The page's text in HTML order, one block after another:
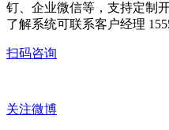
钉、企业微信等，支持定制
了解系统可联系客户经理
扫码咨询
关注微博